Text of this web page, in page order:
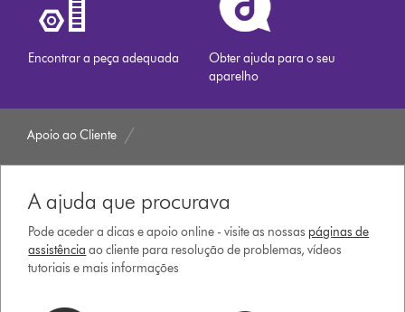
Encontrar a peça adequada
Obter ajuda para o seu
aparelho
Apoio ao Cliente
A ajuda que procurava
Pode aceder a dicas e apoio online - visite as nossas páginas de
assistência ao cliente para resolução de problemas, vídeos
tutoriais e mais informações